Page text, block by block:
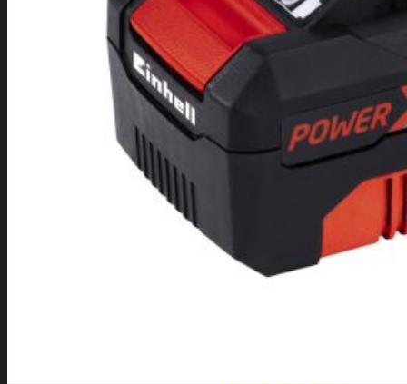
Joulu- ja kausivalot
Eläimet ja
kuusenvalot
Joulukoristeet
Kranssit ja
asetelmat
Tontut ja
muut
Paketointi
Marjastus